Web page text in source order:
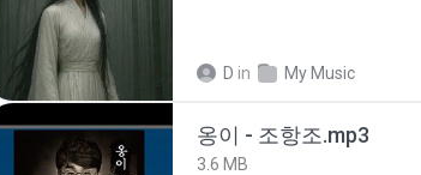
D in My Music
옹이 - 조항조.mp3
3.6 MB